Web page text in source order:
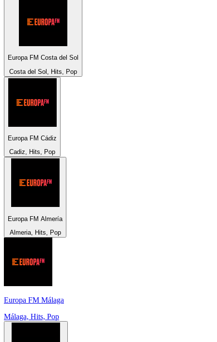
Europa FM Costa del Sol
Costa del Sol, Hits, Pop
Europa FM Cádiz
Cadiz, Hits, Pop
Europa FM Almería
Almeria, Hits, Pop
Europa FM Málaga
Málaga, Hits, Pop